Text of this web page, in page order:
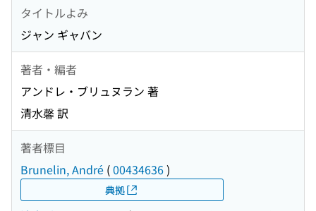
タイトルよみ
ジャン ギャバン
著者・編者
アンドレ・ブリュヌラン 著
清水馨 訳
著者標目
Brunelin, André (00434636)
典拠